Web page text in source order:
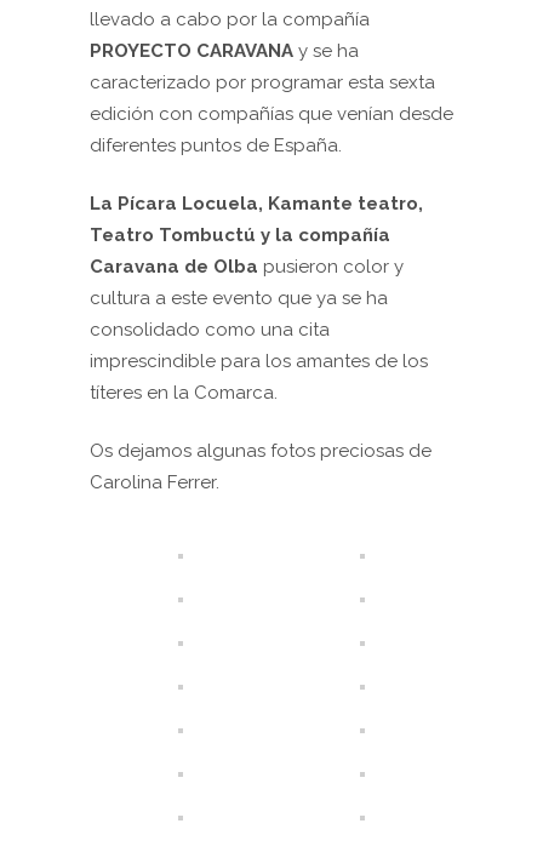
llevado a cabo por la compañía
PROYECTO CARAVANA y se ha
caracterizado por programar esta sexta
edición con compañías que venían desde
diferentes puntos de España.
La Pícara Locuela, Kamante teatro,
Teatro Tombuctú y la compañía
Caravana de Olba pusieron color y
cultura a este evento que ya se ha
consolidado como una cita
imprescindible para los amantes de los
títeres en la Comarca.
Os dejamos algunas fotos preciosas de
Carolina Ferrer.